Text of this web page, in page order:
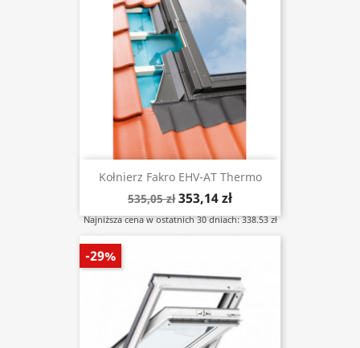
Kołnierz Fakro EHV-AT Thermo
535,05 zł 353,14 zł
Najniższa cena w ostatnich 30 dniach: 338.53 zł
-29%